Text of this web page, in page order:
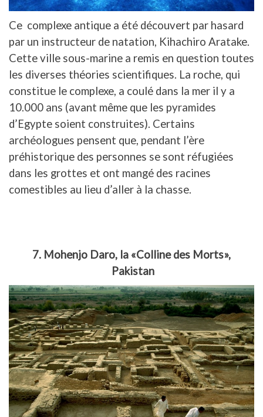
Ce complexe antique a été découvert par hasard
par un instructeur de natation, Kihachiro Aratake.
Cette ville sous-marine a remis en question toutes
les diverses théories scientifiques. La roche, qui
constitue le complexe, a coulé dans la mer il y a
10.000 ans (avant même que les pyramides
d’Egypte soient construites). Certains
archéologues pensent que, pendant l’ère
préhistorique des personnes se sont réfugiées
dans les grottes et ont mangé des racines
comestibles au lieu d’aller à la chasse.
7. Mohenjo Daro, la «Colline des Morts»,
Pakistan